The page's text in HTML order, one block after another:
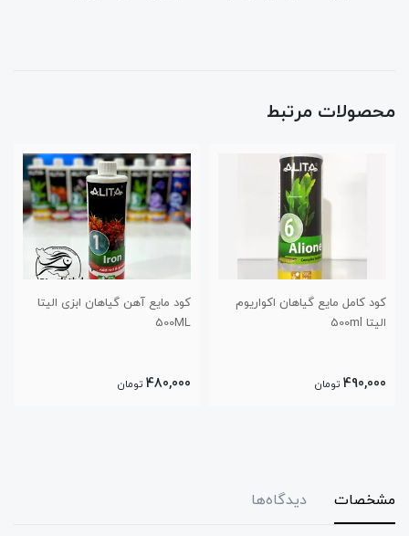
محصولات مرتبط
کود مایع آهن گیاهان ابزی الیتا
500ML
480,000
کود مایع نیتروژن گیاهان ابزی
480,000
مشخصات دیدگاه‌ها